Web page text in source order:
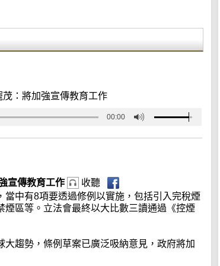
：將加強宣傳教育工作
00:00
宣傳教育工作
收聽
中有8項要透過修例以實施，包括引入完稅煙
區等。立法會最終以大比數三讀通過《控煙
趨勢，條例草案已廣泛吸納意見，政府將加